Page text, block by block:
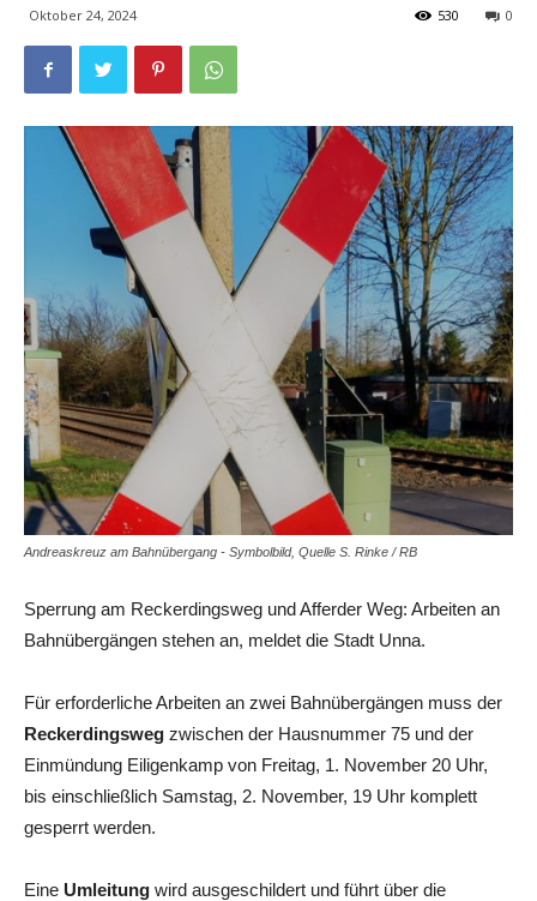
Oktober 24, 2024 0
530
Andreaskreuz am Bahnübergang - Symbolbild, Quelle S. Rinke / RB
Sperrung am Reckerdingsweg und Afferder Weg: Arbeiten an
Bahnübergängen stehen an, meldet die Stadt Unna.
Für erforderliche Arbeiten an zwei Bahnübergängen muss der
Reckerdingsweg zwischen der Hausnummer 75 und der
Einmündung Eiligenkamp von Freitag, 1. November 20 Uhr,
bis einschließlich Samstag, 2. November, 19 Uhr komplett
gesperrt werden.
Eine Umleitung wird ausgeschildert und führt über die